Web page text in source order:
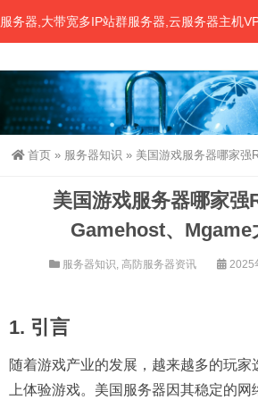
大带宽多IP站群服务器,云服务器主机VPS
首页 » 服务器知识 » 美国游戏服务器哪家强R2Game
美国游戏服务器哪家强
Gamehost、Mgame
服务器知识, 高防服务器资讯 2025
1. 引言
随着游戏产业的发展，越来越多的玩家
上体验游戏。美国服务器因其稳定的